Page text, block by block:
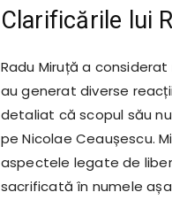
Clarificările lui
Radu Miruță a
au generat diverse
detaliat că scopul său
pe Nicolae Ceaușescu.
aspectele legate de
sacrificată în numele